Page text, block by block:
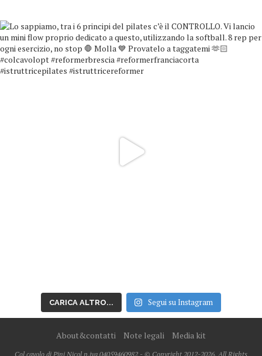
CARICA ALTRO... Segui su Instagram
About&contatti Note legali Media kit
Col cavolo di Pini Nicol p.iva 04059460982 - © Copyright 2012-2026, All Rights